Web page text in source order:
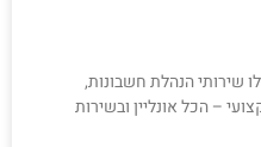
שירותי הנהלת חשבונות,
– הכל אונליין ובשירות